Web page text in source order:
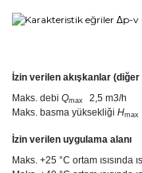
İzin verilen akışkanlar
Maks. debi Qmax
2,5 m3/h
Maks. basma yüksekliği Hmax
İzin verilen uygulama alanı
Maks. +25 °C ortam ısısında